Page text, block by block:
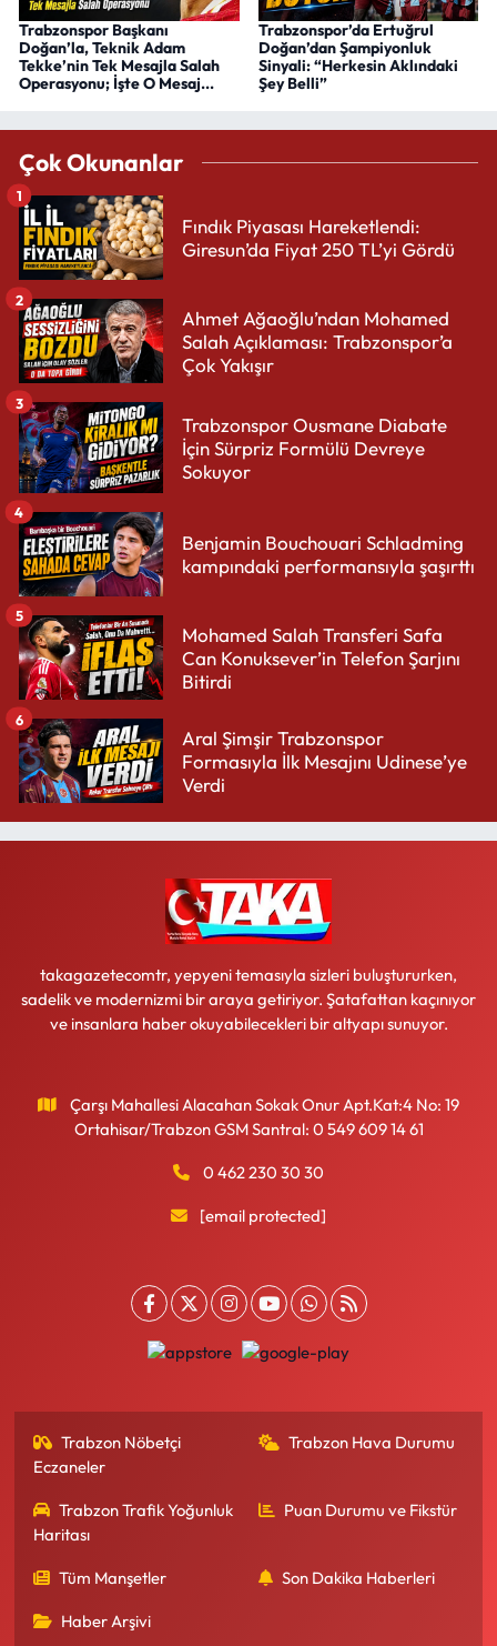
Trabzonspor Başkanı
Doğan’la, Teknik Adam
Tekke’nin Tek Mesajla Salah
Operasyonu; İşte O Mesaj...
Trabzonspor’da Ertuğrul
Doğan’dan Şampiyonluk
Sinyali: “Herkesin Aklındaki
Şey Belli”
Çok Okunanlar
Fındık Piyasası Hareketlendi:
Giresun’da Fiyat 250 TL’yi Gördü
1
Ahmet Ağaoğlu’ndan Mohamed
Salah Açıklaması: Trabzonspor’a
Çok Yakışır
2
Trabzonspor Ousmane Diabate
İçin Sürpriz Formülü Devreye
Sokuyor
3
Benjamin Bouchouari Schladming
kampındaki performansıyla şaşırttı
4
Mohamed Salah Transferi Safa
Can Konuksever’in Telefon Şarjını
Bitirdi
5
Aral Şimşir Trabzonspor
Formasıyla İlk Mesajını Udinese’ye
Verdi
6
takagazetecomtr, yepyeni temasıyla sizleri buluştururken,
sadelik ve modernizmi bir araya getiriyor. Şatafattan kaçınıyor
ve insanlara haber okuyabilecekleri bir altyapı sunuyor.
Çarşı Mahallesi Alacahan Sokak Onur Apt.Kat:4 No: 19
Ortahisar/Trabzon GSM Santral: 0 549 609 14 61
0 462 230 30 30
[email protected]
Trabzon Nöbetçi
Eczaneler
Trabzon Hava Durumu
Trabzon Trafik Yoğunluk
Haritası
Puan Durumu ve Fikstür
Tüm Manşetler Son Dakika Haberleri
Haber Arşivi